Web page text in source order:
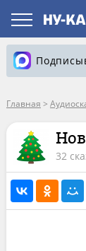
Главная >
32